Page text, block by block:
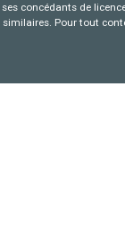
concédants de
Pour tout